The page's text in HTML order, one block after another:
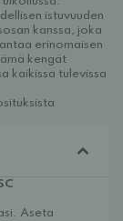
istuvuuden
kanssa, joka
erinomaisen
kengät
kaikissa tulevissa
Aseta